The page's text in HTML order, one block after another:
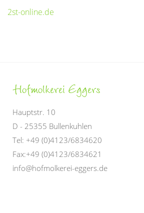
2st-online.de
Hofmolkerei Eggers
Hauptstr. 10
D - 25355 Bullenkuhlen
Tel: +49 (0)4123/6834620
Fax:+49 (0)4123/6834621
info@hofmolkerei-eggers.de